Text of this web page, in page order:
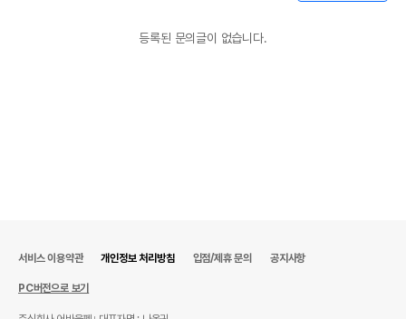
등록된 문의글이 없습니다.
서비스 이용약관 개인정보 처리방침 입점/제휴 문의 공지사항
PC버전으로 보기